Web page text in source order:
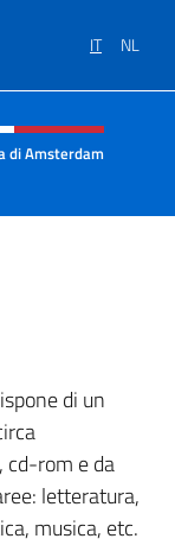
IT NL
menù
di Amsterdam
di un
cd-rom e da
letteratura,
musica, etc.